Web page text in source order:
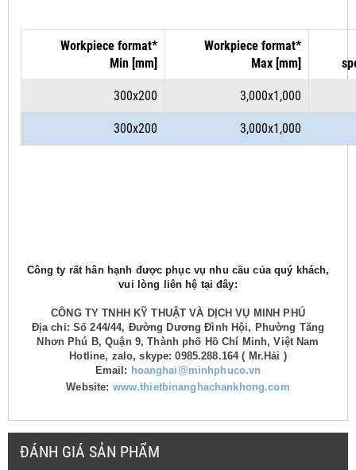
Workpiece format*
Min [mm]
Workpiece format*
Max [mm]
300x200 3,000x1,000
300x200 3,000x1,000
Công ty rất hân hạnh được phục vụ nhu cầu của quý khách,
vui lòng liên hệ tại đây:
CÔNG TY TNHH KỸ THUẬT VÀ DỊCH VỤ MINH PHÚ
Địa chỉ: Số 244/44, Đường Dương Đình Hội, Phường Tăng
Nhơn Phú B, Quận 9, Thành phố Hồ Chí Minh, Việt Nam
Hotline, zalo, skype: 0985.288.164 ( Mr.Hải )
Email: hoanghai@minhphuco.vn
Website: www.thietbinanghachankhong.com
ĐÁNH GIÁ SẢN PHẨM